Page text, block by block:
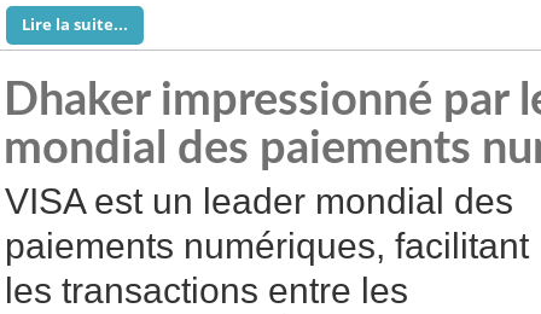
Lire la suite...
Dhaker impressionné par
mondial des paiements
VISA est un leader mondial des
paiements numériques, facilitant
les transactions entre les